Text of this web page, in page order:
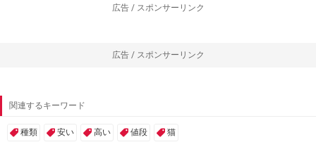
広告 / スポンサーリンク
広告 / スポンサーリンク
関連するキーワード
種類 安い 高い 値段 猫